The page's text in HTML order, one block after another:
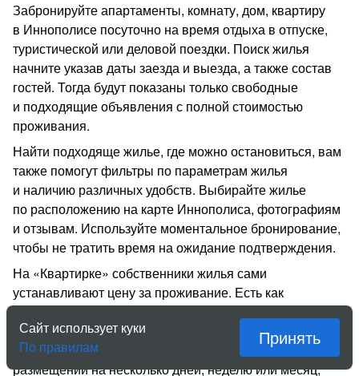
Забронируйте апартаменты, комнату, дом, квартиру
в Иннополисе посуточно на время отдыха в отпуске,
туристической или деловой поездки. Поиск жилья
начните указав даты заезда и выезда, а также состав
гостей. Тогда будут показаны только свободные
и подходящие объявления с полной стоимостью
проживания.
Найти подходяще жилье, где можно остановиться, вам
также помогут фильтры по параметрам жилья
и наличию различных удобств. Выбирайте жилье
по расположению на карте Иннополиса, фотографиям
и отзывам. Используйте моментальное бронирование,
чтобы не тратить время на ожидание подтверждения.
На «Квартирке» собственники жилья сами
устанавливают цену за проживание. Есть как
недорогие экономичные варианты, так и элитное
жильё. Стоимость также может зависеть
от длительности проживания и состава гостей. При
размещении на несколько дней, неделю или месяц,
Сайт использует куки
По правилам
Принять